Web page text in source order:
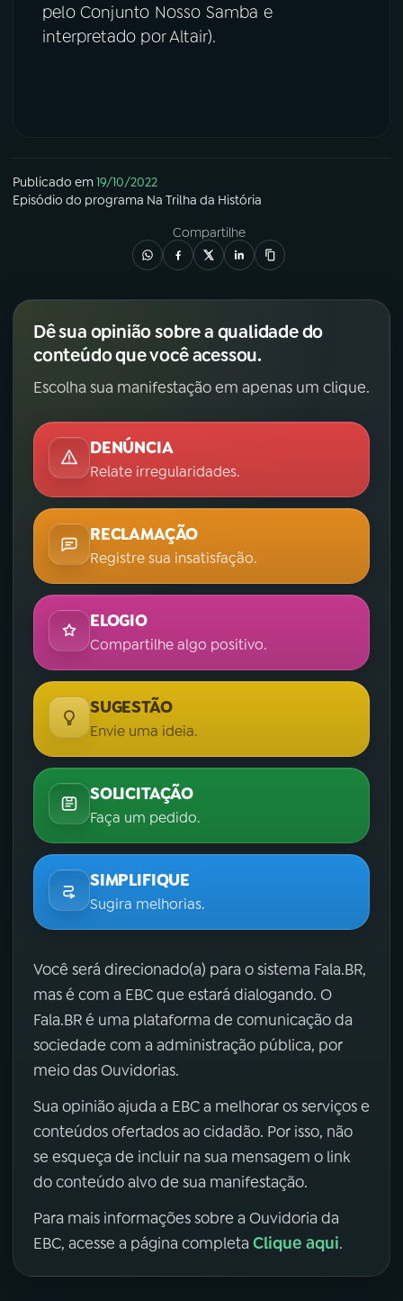
pelo Conjunto Nosso Samba e
interpretado por Altair).
Publicado em19/10/2022
Episódio do programa Na Trilha da História
Compartilhe
Dê sua opinião sobre a qualidade do
conteúdo que você acessou.
Escolha sua manifestação em apenas um clique.
DENÚNCIA
Relate irregularidades.
RECLAMAÇÃO
Registre sua insatisfação.
ELOGIO
Compartilhe algo positivo.
SUGESTÃO
Envie uma ideia.
SOLICITAÇÃO
Faça um pedido.
SIMPLIFIQUE
Sugira melhorias.
Você será direcionado(a) para o sistema Fala.BR,
mas é com a EBC que estará dialogando. O
Fala.BR é uma plataforma de comunicação da
sociedade com a administração pública, por
meio das Ouvidorias.
Sua opinião ajuda a EBC a melhorar os serviços e
conteúdos ofertados ao cidadão. Por isso, não
se esqueça de incluir na sua mensagem o link
do conteúdo alvo de sua manifestação.
Para mais informações sobre a Ouvidoria da
EBC, acesse a página completa Clique aqui.